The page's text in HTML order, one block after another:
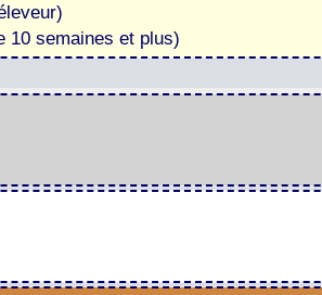
10 semaines et plus)